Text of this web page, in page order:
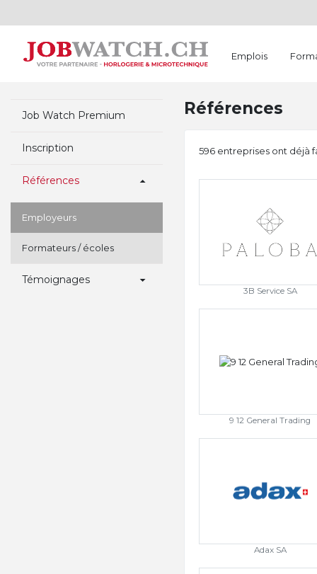
Emplois
Job Watch Premium
Inscription
Références
Employeurs
Formateurs / écoles
Témoignages
Références
596 entreprises ont déjà
3B Service SA
9 12 General Trading
Adax SA